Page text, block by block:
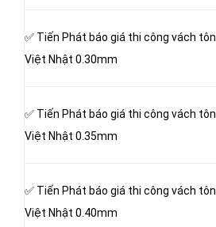
✅ Tiến Phát báo giá thi công vách tôn
Việt Nhật 0.30mm
✅ Tiến Phát báo giá thi công vách tôn
Việt Nhật 0.35mm
✅ Tiến Phát báo giá thi công vách tôn
Việt Nhật 0.40mm